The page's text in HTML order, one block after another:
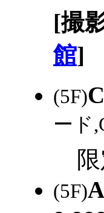
[撮
館]
(5F)
ード
限
(5F)